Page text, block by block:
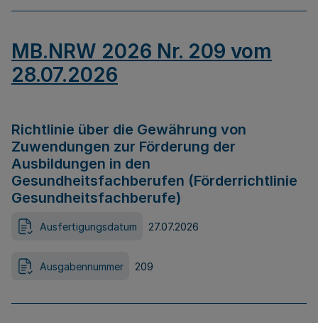
MB.NRW 2026 Nr. 209 vom
28.07.2026
Richtlinie über die Gewährung von
Zuwendungen zur Förderung der
Ausbildungen in den
Gesundheitsfachberufen (Förderrichtlinie
Gesundheitsfachberufe)
Ausfertigungsdatum 27.07.2026
Ausgabennummer 209